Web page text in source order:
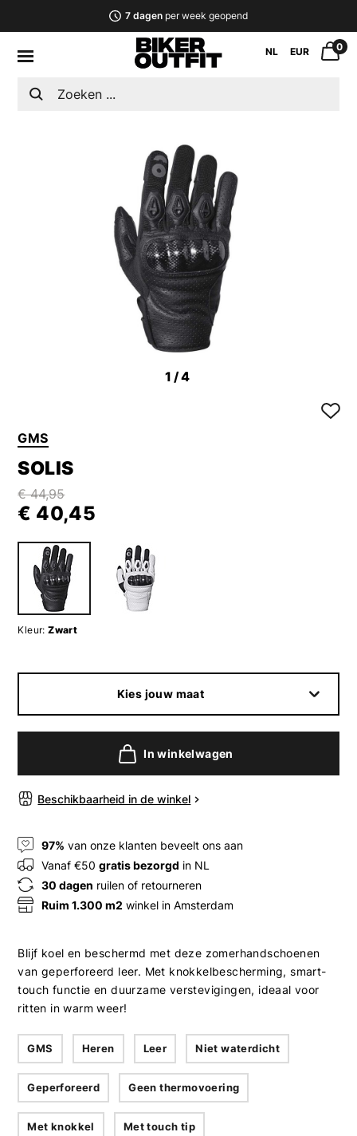
7 dagenper week geopend
NL EUR 0
1 /4
GMS
SOLIS
€ 44,95
€ 40,45
Kleur: Zwart
Kies jouw maat
In winkelwagen
Beschikbaarheid in de winkel
97% van onze klanten beveelt ons aan
Vanaf €50gratis bezorgd in NL
30 dagen ruilen of retourneren
Ruim 1.300 m2 winkel in Amsterdam
Blijf koel en beschermd met deze zomerhandschoenen
van geperforeerd leer. Met knokkelbescherming, smart-
touch functie en duurzame verstevigingen, ideaal voor
ritten in warm weer!
GMS Heren Leer Niet waterdicht
Geperforeerd Geen thermovoering
Met knokkel Met touch tip